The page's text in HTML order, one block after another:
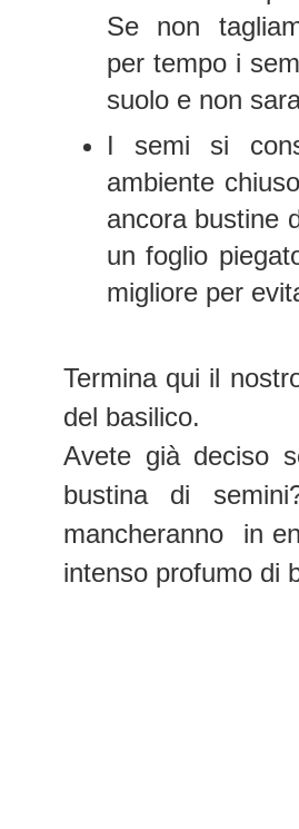
Se non
per tempo i
suolo e non
I semi si
ambiente
ancora bustine
un foglio
migliore per
Termina qui il
del basilico.
Avete già deciso
bustina di
mancheranno in
intenso profumo di